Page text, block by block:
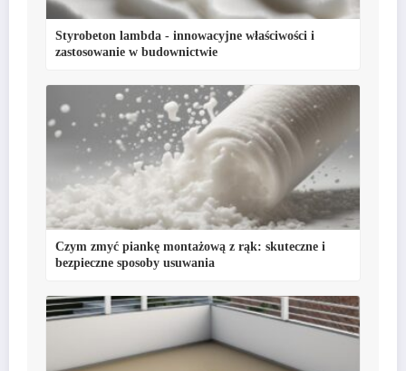
Styrobeton lambda - innowacyjne właściwości i
zastosowanie w budownictwie
Czym zmyć piankę montażową z rąk: skuteczne i
bezpieczne sposoby usuwania